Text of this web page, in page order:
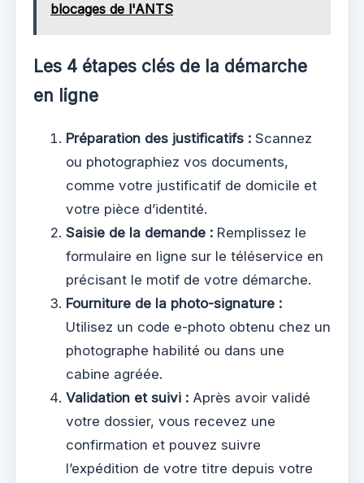
blocages de l'ANTS
Les 4 étapes clés de la démarche
en ligne
Préparation des justificatifs : Scannez
ou photographiez vos documents,
comme votre justificatif de domicile et
votre pièce d’identité.
Saisie de la demande : Remplissez le
formulaire en ligne sur le téléservice en
précisant le motif de votre démarche.
Fourniture de la photo-signature :
Utilisez un code e-photo obtenu chez un
photographe habilité ou dans une
cabine agréée.
Validation et suivi : Après avoir validé
votre dossier, vous recevez une
confirmation et pouvez suivre
l’expédition de votre titre depuis votre